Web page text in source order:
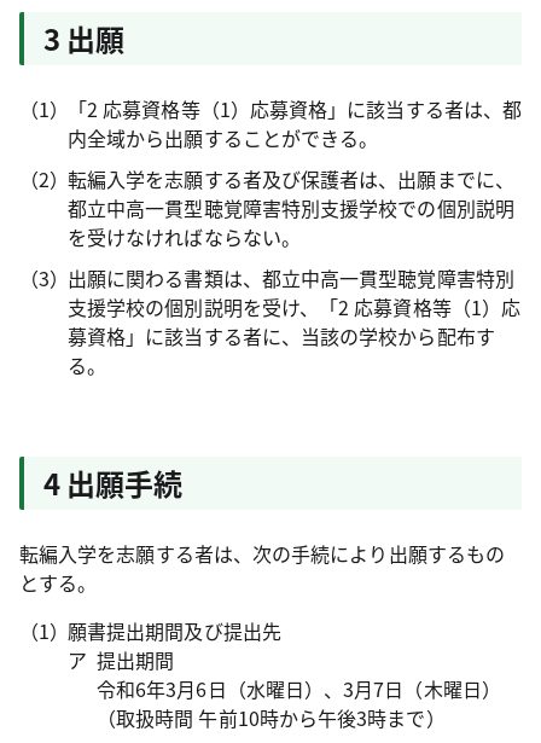
3 出願
「2 応募資格等（1）応募資格」に該当する者は、都
内全域から出願することができる。
転編入学を志願する者及び保護者は、出願までに、
都立中高一貫型聴覚障害特別支援学校での個別説明
を受けなければならない。
出願に関わる書類は、都立中高一貫型聴覚障害特別
支援学校の個別説明を受け、「2 応募資格等（1）応
募資格」に該当する者に、当該の学校から配布す
る。
4 出願手続
転編入学を志願する者は、次の手続により出願するもの
とする。
願書提出期間及び提出先
提出期間
令和6年3月6日（水曜日）、3月7日（木曜日）
（取扱時間 午前10時から午後3時まで）